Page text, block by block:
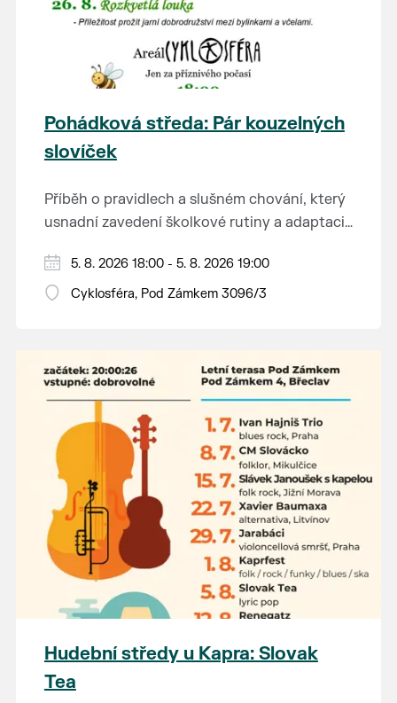
Pohádková středa: Pár kouzelných
slovíček
Příběh o pravidlech a slušném chování, který
usnadní zavedení školkové rutiny a adaptaci
Hraje se jen za příznivého počasí.
Vstupné dobrovolné.
5. 8. 2026 18:00 - 5. 8. 2026 19:00
Cyklosféra, Pod Zámkem 3096/3
Hudební středy u Kapra: Slovak
Tea